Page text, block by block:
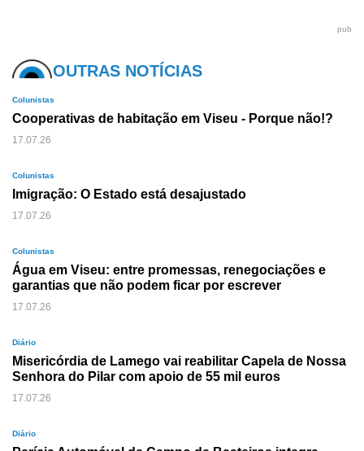
pub
OUTRAS NOTÍCIAS
Colunistas
Cooperativas de habitação em Viseu - Porque não!?
17.07.26
Colunistas
Imigração: O Estado está desajustado
17.07.26
Colunistas
Água em Viseu: entre promessas, renegociações e
garantias que não podem ficar por escrever
17.07.26
Diário
Misericórdia de Lamego vai reabilitar Capela de Nossa
Senhora do Pilar com apoio de 55 mil euros
17.07.26
Diário